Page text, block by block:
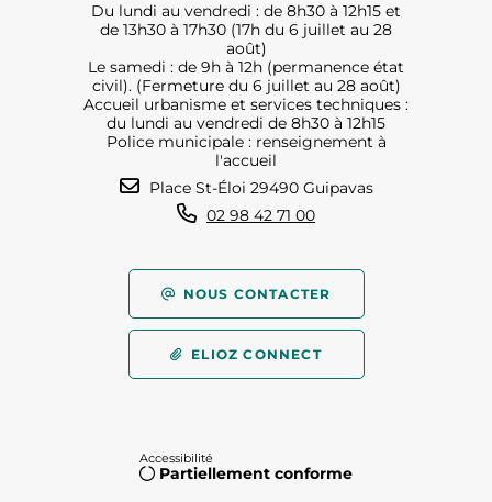
Du lundi au vendredi : de 8h30 à 12h15 et
de 13h30 à 17h30 (17h du 6 juillet au 28
août)
Le samedi : de 9h à 12h (permanence état
civil). (Fermeture du 6 juillet au 28 août)
Accueil urbanisme et services techniques :
du lundi au vendredi de 8h30 à 12h15
Police municipale : renseignement à
l'accueil
Place St-Éloi 29490 Guipavas
02 98 42 71 00
NOUS CONTACTER
ELIOZ CONNECT
Accessibilité
Partiellement conforme